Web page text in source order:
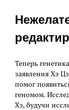
Теперь
заявления Хэ
помог
геномом.
Хэ, будучи